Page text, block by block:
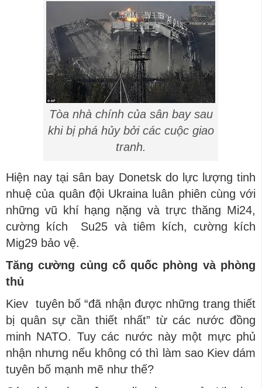
Tòa nhà chính của sân bay sau
khi bị phá hủy bởi các cuộc giao
tranh.
Hiện nay tại sân bay Donetsk do lực lượng tinh
nhuệ của quân đội Ukraina luân phiên cùng với
những vũ khí hạng nặng và trực thăng Mi24,
cường kích Su25 và tiêm kích, cường kích
Mig29 bảo vệ.
Tăng cường củng cố quốc phòng và phòng
thủ
Kiev tuyên bố “đã nhận được những trang thiết
bị quân sự cần thiết nhất” từ các nước đồng
minh NATO. Tuy các nước này một mực phủ
nhận nhưng nếu không có thì làm sao Kiev dám
tuyên bố mạnh mẽ như thế?